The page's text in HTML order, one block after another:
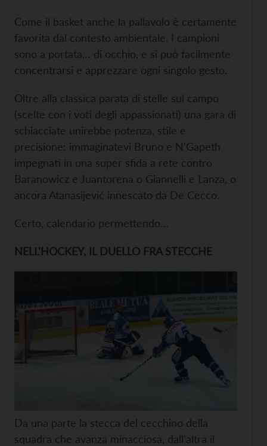
Come il basket anche la pallavolo è certamente
favorita dal contesto ambientale. I campioni
sono a portata… di occhio, e si può facilmente
concentrarsi e apprezzare ogni singolo gesto.
Oltre alla classica parata di stelle sul campo
(scelte con i voti degli appassionati) una gara di
schiacciate unirebbe potenza, stile e
precisione: immaginatevi Bruno e N'Gapeth
impegnati in una super sfida a rete contro
Baranowicz e Juantorena o Giannelli e Lanza, o
ancora Atanasijević innescato da De Cecco.
Certo, calendario permettendo…
NELL'HOCKEY, IL DUELLO FRA STECCHE
Da una parte la stecca del cecchino della
squadra che avanza minacciosa, dall'altra il